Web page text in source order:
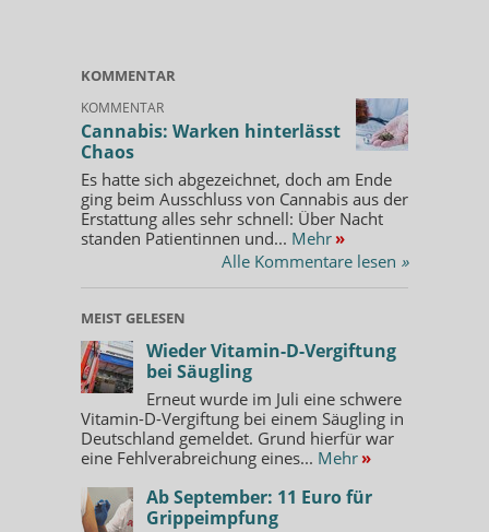
KOMMENTAR
KOMMENTAR
Cannabis: Warken hinterlässt
Chaos
Es hatte sich abgezeichnet, doch am Ende
ging beim Ausschluss von Cannabis aus der
Erstattung alles sehr schnell: Über Nacht
standen Patientinnen und... Mehr »
Alle Kommentare lesen »
MEIST GELESEN
Wieder Vitamin-D-Vergiftung
bei Säugling
Erneut wurde im Juli eine schwere
Vitamin-D-Vergiftung bei einem Säugling in
Deutschland gemeldet. Grund hierfür war
eine Fehlverabreichung eines... Mehr »
Ab September: 11 Euro für
Grippeimpfung